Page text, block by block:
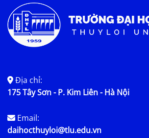
Địa chỉ:
175 Tây Sơn - P. Kim Liên - Hà Nội
Email:
daihocthuyloi@tlu.edu.vn